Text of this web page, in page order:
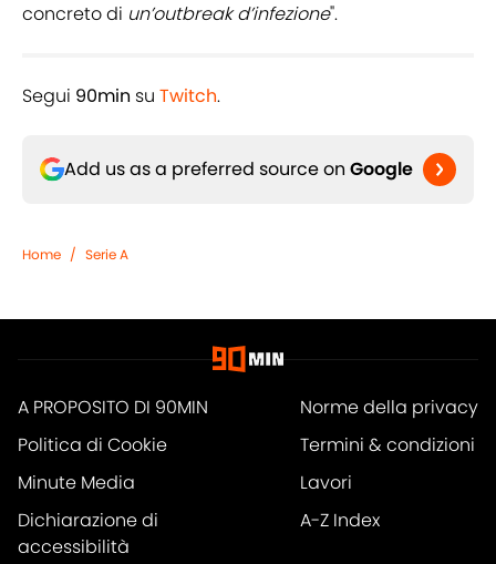
concreto di un’outbreak d’infezione".
Segui 90min su Twitch.
Add us as a preferred source on Google
Home / Serie A
A PROPOSITO DI 90MIN
Norme della privacy
Politica di Cookie
Termini & condizioni
Minute Media
Lavori
Dichiarazione di
accessibilità
A-Z Index